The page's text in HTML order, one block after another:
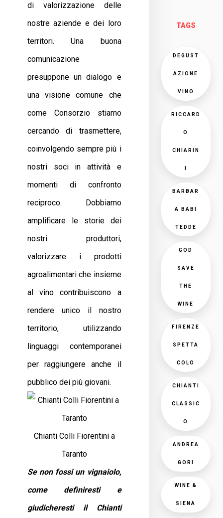
di valorizzazione delle
nostre aziende e dei loro
territori. Una buona
comunicazione
presuppone un dialogo e
una visione comune che
come Consorzio stiamo
cercando di trasmettere,
coinvolgendo sempre più i
nostri soci in attività e
momenti di confronto
reciproco. Dobbiamo
amplificare le storie dei
nostri produttori,
valorizzare i prodotti
agroalimentari che insieme
al vino contribuiscono a
rendere unico il nostro
territorio, utilizzando
linguaggi contemporanei
per raggiungere anche il
pubblico dei più giovani.
Chianti Colli Fiorentini a
Taranto
Se non fossi un vignaiolo,
come definiresti e
giudicheresti il Chianti
TAGS
DEGUST
AZIONE
VINO
RICCARD
O
CHIARIN
BARBAR
A BABI
TEDDE
GOD
SAVE
THE
WINE
FIRENZE
SPETTA
COLO
CHIANTI
CLASSIC
O
ANDREA
GORI
WINE &
SIENA